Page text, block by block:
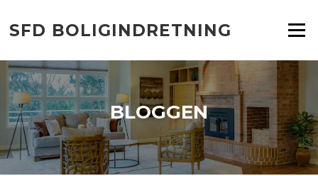
indhold
SFD BOLIGINDRETNING Menu
BLOGGEN